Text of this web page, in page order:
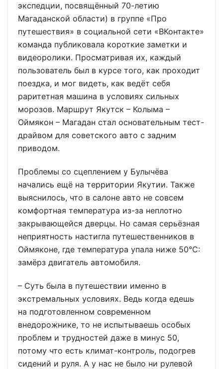
экспедции, посвящённый 70-летию
Магаданской области) в группе «Про
путешествия» в социальной сети «ВКонтакте»
команда публиковала короткие заметки и
видеоролики. Просматривая их, каждый
пользователь был в курсе того, как проходит
поездка, и мог видеть, как ведёт себя
раритетная машина в условиях сильных
морозов. Маршрут Якутск – Колыма –
Оймякон – Магадан стал основательным тест-
драйвом для советского авто с задним
приводом.
Проблемы со сцеплением у Булычёва
начались ещё на территории Якутии. Также
выяснилось, что в салоне авто не совсем
комфортная температура из-за неплотно
закрывающейся дверцы. Но самая серьёзная
неприятность настигла путешественников в
Оймяконе, где температура упала ниже 50°С:
замёрз двигатель автомобиля.
– Суть была в путешествии именно в
экстремальных условиях. Ведь когда едешь
на подготовленном современном
внедорожнике, то не испытываешь особых
проблем и трудностей даже в минус 50,
потому что есть климат-контроль, подогрев
сидений и руля. А у нас не было ни рулевой